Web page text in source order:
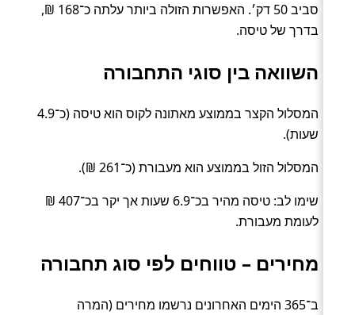
סביב 50 דק׳. האפשרות הזולה ביותר עלתה כ־168 ₪,
בדרך של טיסה.
השוואה בין סוגי התחבורה
המסלול הקצר בממוצע מאתונה לקוס הוא טיסה (כ־4.9
שעות).
המסלול הזול בממוצע הוא מעבורת (כ־261 ₪).
שימו לב: טיסה מהיר בכ־6.9 שעות אך יקר בכ־407 ₪
לעומת מעבורת.
מחירים – טווחים לפי סוג תחבורה
ב־365 הימים האחרונים נרשמו מחירים (המרה